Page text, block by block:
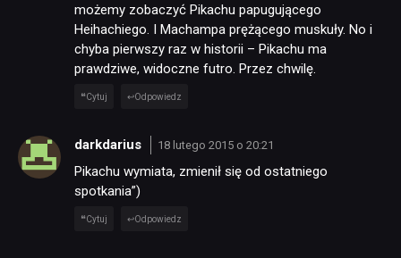
DYSKUSJE
JUŻ GRALIŚMY
SKLEP
możemy zobaczyć Pikachu papugującego
Heihachiego. I Machampa prężącego muskuły. No i
chyba pierwszy raz w historii – Pikachu ma
prawdziwe, widoczne futro. Przez chwilę.
Cytuj Odpowiedz
darkdarius 18 lutego 2015 o 20:21
Pikachu wymiata, zmienił się od ostatniego
spotkania”)
Cytuj Odpowiedz